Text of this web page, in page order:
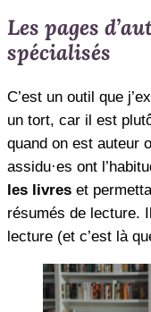
Les pages
spécialisés
C’est un outil que
un tort, car il est
quand on est auteur
assidu·es ont
les livres et
résumés de lecture.
lecture (et c’est là